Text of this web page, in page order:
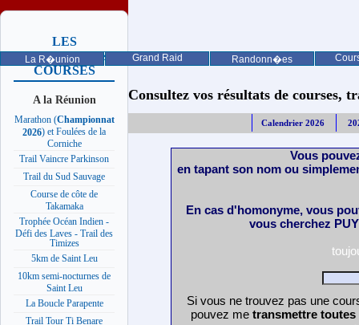
La R�union Grand Raid Randonn�es
LES
PROCHAINES
COURSES
A la Réunion
Marathon (Championnat
2026) et Foulées de la
Corniche
Trail Vaincre Parkinson
Trail du Sud Sauvage
Course de côte de
Takamaka
Trophée Océan Indien -
Défi des Laves - Trail des
Timizes
5km de Saint Leu
10km semi-nocturnes de
Saint Leu
La Boucle Parapente
Trail Tour Ti Benare
Consultez vos résultats de courses,
Calendrier 2026
Vous
en tapant son nom ou
En cas d'homonyme, vous
vous cherchez
Si vous ne trouvez pas une
pouvez me transmettre